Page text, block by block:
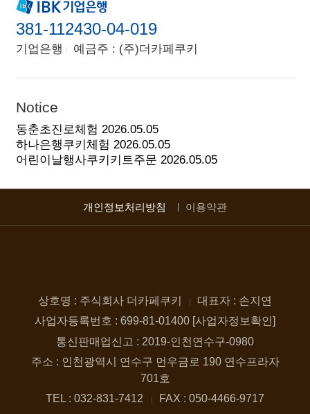
381-112430-04-019
기업은행 예금주 : (주)더카페쿠키
Notice
동춘초진로체험 2026.05.05
하나은행쿠키체험 2026.05.05
어린이날행사쿠키키트주문 2026.05.05
개인정보처리방침 이용약관
상호명 : 주식회사 더카페쿠키
대표자 : 손지연
사업자등록번호 : 699-81-01400 [사업자정보확인]
통신판매업신고 : 2019-인천연수구-0980
주소 : 인천광역시 연수구 먼우금로 190 연수프라자
701호
TEL : 032-831-7412
FAX : 050-4466-9717